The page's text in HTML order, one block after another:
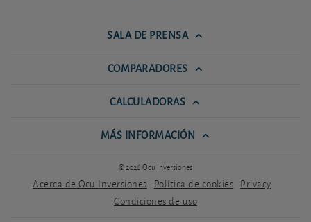
SALA DE PRENSA
COMPARADORES
CALCULADORAS
MÁS INFORMACIÓN
© 2026 Ocu Inversiones
Acerca de Ocu Inversiones Política de cookies Privacy
Condiciones de uso